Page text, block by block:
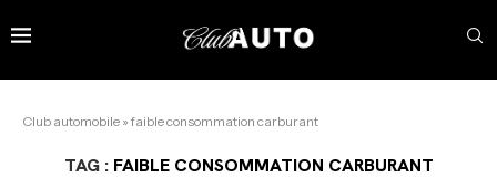
Club automobile » faible consommation carburant
TAG : FAIBLE CONSOMMATION CARBURANT